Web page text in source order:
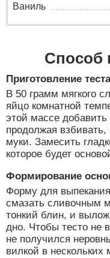
Ваниль
Способ
Приготовление теста
В 50 грамм мягкого
яйцо комнатной
этой массе
продолжая
муки. Замесить
которое будет
Формирование
Форму для
смазать сливочным
тонкий блин, и
дно. Чтобы тесто не
не получился
вилкой в нескольких